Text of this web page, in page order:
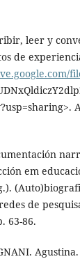
leer y
de
em
de
63-86.